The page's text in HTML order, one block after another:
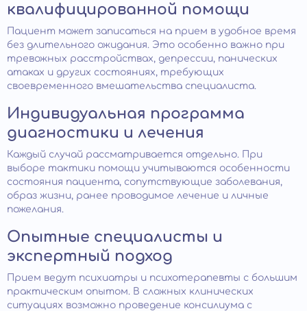
квалифицированной помощи
Пациент может записаться на прием в удобное время
без длительного ожидания. Это особенно важно при
тревожных расстройствах, депрессии, панических
атаках и других состояниях, требующих
своевременного вмешательства специалиста.
Индивидуальная программа
диагностики и лечения
Каждый случай рассматривается отдельно. При
выборе тактики помощи учитываются особенности
состояния пациента, сопутствующие заболевания,
образ жизни, ранее проводимое лечение и личные
пожелания.
Опытные специалисты и
экспертный подход
Прием ведут психиатры и психотерапевты с большим
практическим опытом. В сложных клинических
ситуациях возможно проведение консилиума с